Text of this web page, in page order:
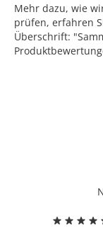
Mehr dazu, wie
prüfen, erfahren
Überschrift: